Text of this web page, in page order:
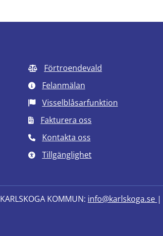
Förtroendevald
Felanmälan
Visselblåsarfunktion
Fakturera oss
Kontakta oss
Tillgänglighet
KARLSKOGA KOMMUN: info@karlskoga.se |